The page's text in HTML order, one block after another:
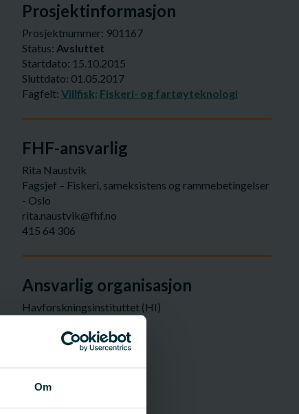
Om
Prosjektinformasjon
Prosjektnummer: 901167
Status: Avsluttet
Startdato: 15.10.2015
Sluttdato: 01.05.2017
Fagfelt: Villfisk; Fiskeri- og fartøyteknologi
FHF-ansvarlig
Rita Naustvik
Fagsjef – Fiskeri, sameksistens og rammebetingelser
- Oslo
rita.naustvik@fhf.no
415 64 306
Ansvarlig organisasjon
Havforskningsinstituttet (HI)
55 23 85 00
Terje Jørgensen